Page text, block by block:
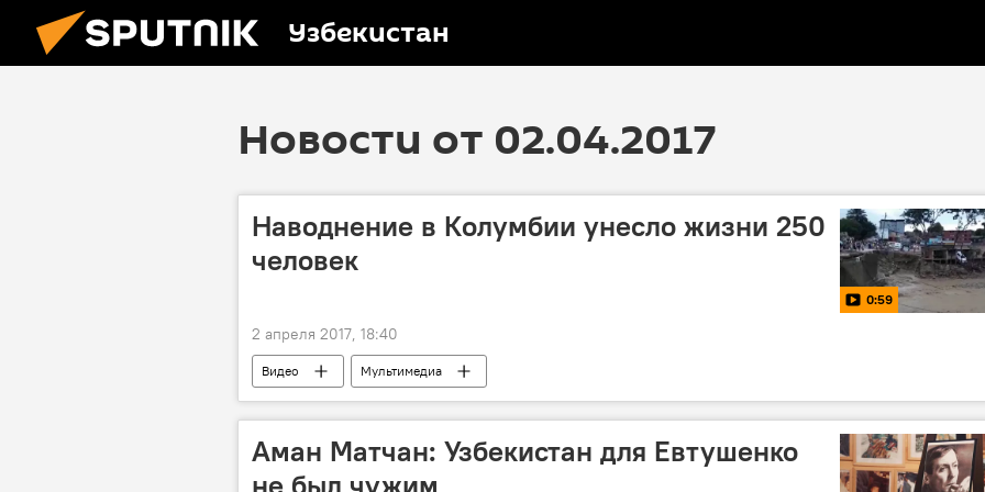
Узбекистан
Новости от 02.04.2017
Наводнение в Колумбии унесло жизни 250
человек
0:59
2 апреля 2017, 18:40
Видео Мультимедиа
Аман Матчан: Узбекистан для Евтушенко